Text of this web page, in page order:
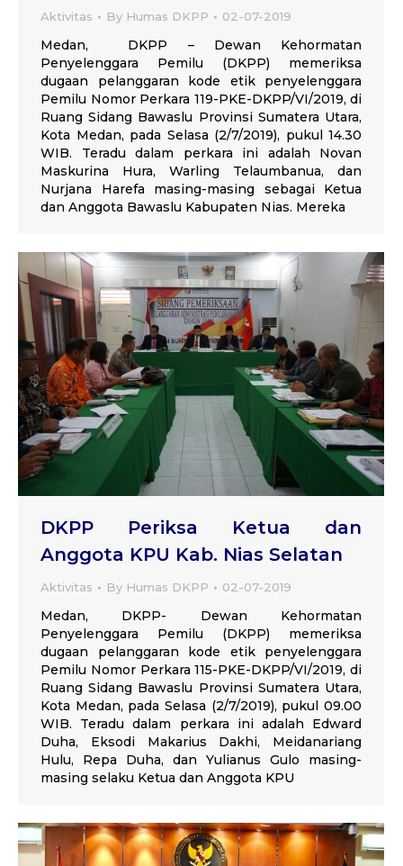
Aktivitas By Humas DKPP 02-07-2019
Medan, DKPP – Dewan Kehormatan
Penyelenggara Pemilu (DKPP) memeriksa
dugaan pelanggaran kode etik penyelenggara
Pemilu Nomor Perkara 119-PKE-DKPP/VI/2019, di
Ruang Sidang Bawaslu Provinsi Sumatera Utara,
Kota Medan, pada Selasa (2/7/2019), pukul 14.30
WIB. Teradu dalam perkara ini adalah Novan
Maskurina Hura, Warling Telaumbanua, dan
Nurjana Harefa masing-masing sebagai Ketua
dan Anggota Bawaslu Kabupaten Nias. Mereka
DKPP Periksa Ketua dan
Anggota KPU Kab. Nias Selatan
Aktivitas By Humas DKPP 02-07-2019
Medan, DKPP- Dewan Kehormatan
Penyelenggara Pemilu (DKPP) memeriksa
dugaan pelanggaran kode etik penyelenggara
Pemilu Nomor Perkara 115-PKE-DKPP/VI/2019, di
Ruang Sidang Bawaslu Provinsi Sumatera Utara,
Kota Medan, pada Selasa (2/7/2019), pukul 09.00
WIB. Teradu dalam perkara ini adalah Edward
Duha, Eksodi Makarius Dakhi, Meidanariang
Hulu, Repa Duha, dan Yulianus Gulo masing-
masing selaku Ketua dan Anggota KPU